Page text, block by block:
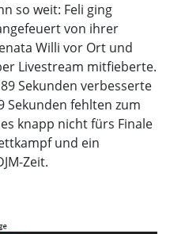
so weit: Feli ging
von ihrer
Willi vor Ort und
Livestream mitfieberte.
Sekunden verbesserte
Sekunden fehlten zum
knapp nicht fürs Finale
und ein
Zeit.